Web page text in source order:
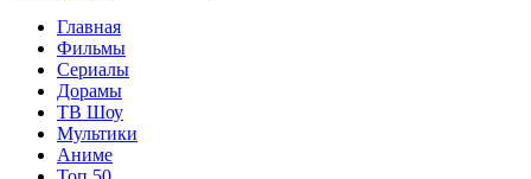
Главная
Фильмы
Сериалы
Дорамы
ТВ Шоу
Мультики
Аниме